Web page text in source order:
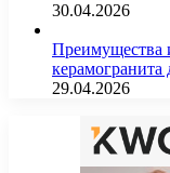
30.04.2026
Преимущества
керамогранита
29.04.2026